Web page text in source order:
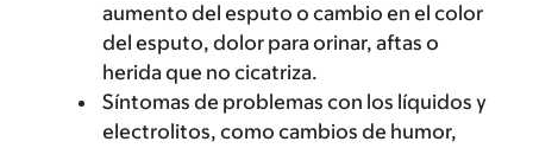
aumento del esputo o cambio en el color
del esputo, dolor para orinar, aftas o
herida que no cicatriza.
Síntomas de problemas con los líquidos y
electrolitos, como cambios de humor,